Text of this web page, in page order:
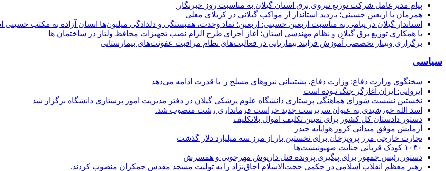
پیام مدیرعامل شركت توزیع نیروی برق استان گیلان به مناسبت روز خبرنگار ‌
همزمان با اربعین حسینی؛ بازدید استاندار از مواکب گیلانی در کربلای معلی
استاندار گیلان در پیامی به مناسبت اربعین حسینی: اربعین؛ نماد وحدت، همبستگی و دلدادگی میلیون‌ها انسان آزاده به مکتب
با همکاری توزیع برق گیلان و نظام مهندسی استان؛ آغاز اجرای طرح الزام نصب تجهیزات محافظ ولتاژ در ساختمان ها
برگزاری وبینار تخصصی آموزش فرایند بیماریابی در فعالیت‌های نظام مراقبت عفونت‌های بیمارستانی
سیاسی
سخنگوی وزارت دفاع: وزارت دفاع، پشتیبانی نیرو‌های مسلح را با قدرت ادامه می‌دهد
ایروانی: ایران آغازگر جنگ نبوده است
نخستین نشست شورای هماهنگی پرستاری دانشگاه علوم پزشکی گیلان در دفتر مدیریت امور پرستاری دانشگاه برگزار شد
اسد الله خورشیدی به عنوان سرپرست جدید حراست فرمانداری رشت منصوب شد.
دستور دادستان کل کشور برای تعیین تکلیف اموال بلاتکلیف
آزمایش موفق میدانی کروز هواپایه حیدر
تجارت خارجی مرز پرویزخان برای نخستین بار از مرز سه میلیارد دلار گذشت
۱۰۳۰ کودک قربانی جنایت صهیونیست‌ها
دستور رئیس جمهور برای پیگیری پرونده قتل داریوش مهرجویی و همسرش
رهبر معظم انقلاب اسلامی در حکمی حجت‌الاسلام اجاق‌نژاد را به تولیت مسجد مقدس جمکران منصوب کردند.